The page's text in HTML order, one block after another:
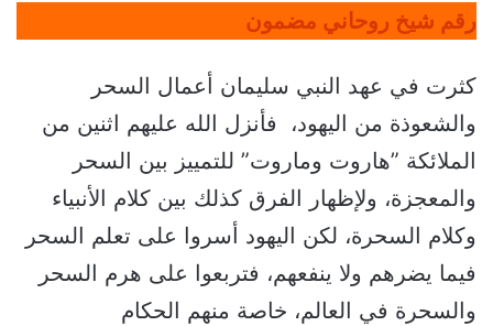
رقم شيخ روحاني مضمون
كثرت في عهد النبي سليمان أعمال السحر
والشعوذة من اليهود، فأنزل الله عليهم اثنين من
الملائكة ”هاروت وماروت” للتمييز بين السحر
والمعجزة، ولإظهار الفرق كذلك بين كلام الأنبياء
وكلام السحرة، لكن اليهود أسروا على تعلم السحر
فيما يضرهم ولا ينفعهم، فتربعوا على هرم السحر
والسحرة في العالم، خاصة منهم الحكام